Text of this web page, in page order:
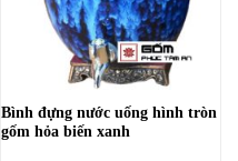
Bình đựng nước uống hình tròn
gốm hỏa biến xanh